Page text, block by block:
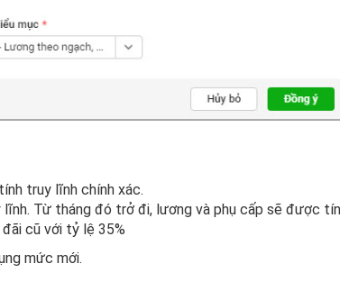
truy lĩnh chính xác.
lĩnh. Từ tháng đó trở đi, lương và phụ cấp sẽ được
cũ với tỷ lệ 35%
mức mới.